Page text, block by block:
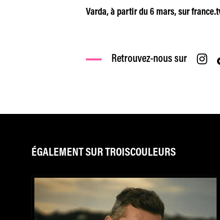
Varda, à partir du 6 mars, sur
Retrouvez-nous sur
ÉGALEMENT SUR TROISCOULEURS